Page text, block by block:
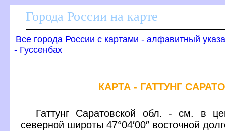
Города России на карте
се города России с картами - алфавитный
- Гуссенбах
КАРТА - ГАТТУНГ
Гаттунг Саратовской обл. - см. в
северной широты 47°04′00″ восточной